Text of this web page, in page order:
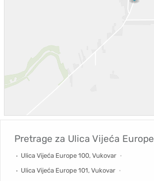
Pretrage za Ulica Vijeća Europe
Ulica Vijeća Europe 100, Vukovar
Ulica Vijeća Europe 101, Vukovar